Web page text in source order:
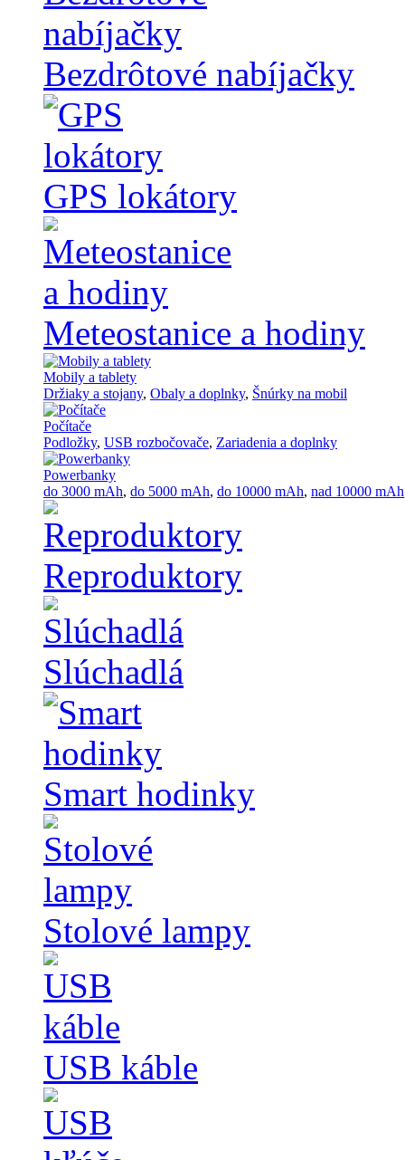
Bezdrôtové nabíjačky
GPS lokátory
Meteostanice a hodiny
Mobily a tablety
Držiaky a stojany, Obaly a doplnky, Šnúrky na mobil
Počítače
Podložky, USB rozbočovače, Zariadenia a doplnky
Powerbanky
do 3000 mAh, do 5000 mAh, do 10000 mAh, nad 10000 mAh
Reproduktory
Slúchadlá
Smart hodinky
Stolové lampy
USB káble